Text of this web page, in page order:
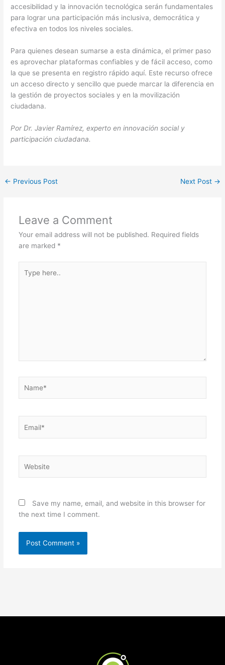
accesibilidad y la innovación tecnológica serán fundamentales
para lograr una participación más inclusiva, democrática y
efectiva en todos los niveles sociales.
Para quienes desean sumarse a esta dinámica, el primer paso
es aprovechar plataformas confiables y de fácil acceso, como
la que se presenta en registro rápido aquí. Este recurso ofrece
un acceso directo y sencillo que puede marcar la diferencia en
la gestión de proyectos sociales y en la movilización
ciudadana.
Por Dr. Javier Ramírez, experto en innovación social y
participación ciudadana.
← Previous Post Next Post →
Leave a Comment
Your email address will not be published. Required fields
are marked *
here..
Save my name, email, and website in this browser for
the next time I comment.